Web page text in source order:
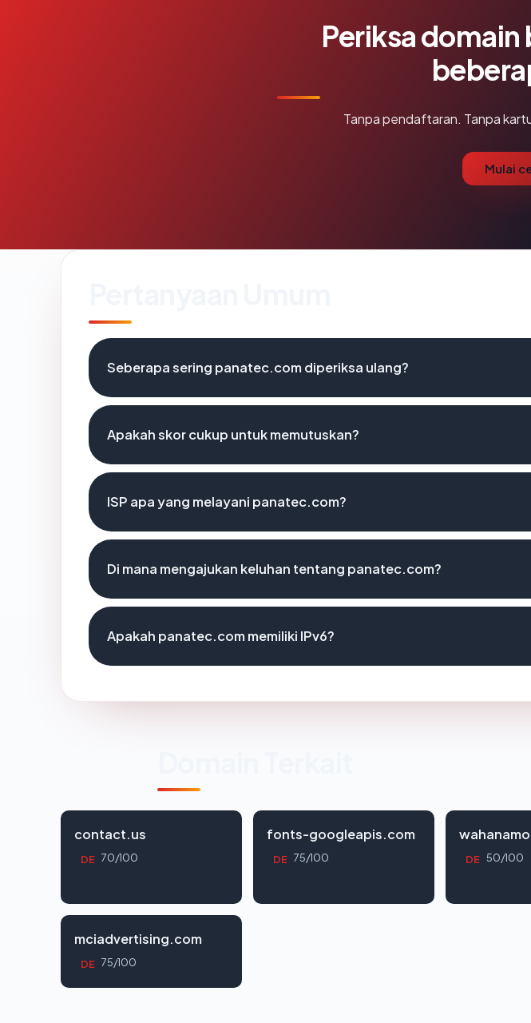
Periksa
Tanpa pendaftaran. Tanpa
Mulai
Seberapa sering panatec.com diperiksa ulang?
Apakah skor cukup untuk memutuskan?
ISP apa yang melayani panatec.com?
Di mana mengajukan keluhan tentang panatec.com?
Apakah panatec.com memiliki IPv6?
contact.us
DE 70/100
fonts-googleapis.com
DE 75/100 DE 50/100
mciadvertising.com
DE 75/100